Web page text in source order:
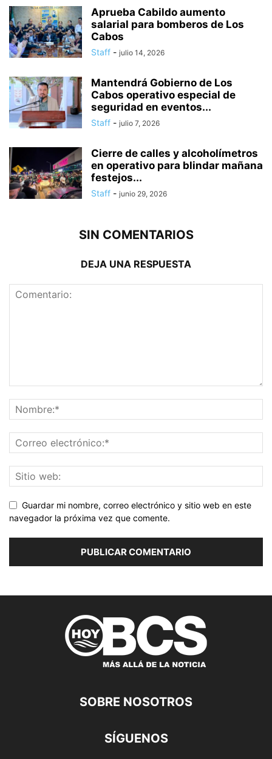
Aprueba Cabildo aumento
salarial para bomberos de Los
Cabos
Staff - julio 14, 2026
Mantendrá Gobierno de Los
Cabos operativo especial de
seguridad en eventos...
Staff - julio 7, 2026
Cierre de calles y alcoholímetros
en operativo para blindar mañana
festejos...
Staff - junio 29, 2026
SIN COMENTARIOS
DEJA UNA RESPUESTA
Guardar mi nombre, correo electrónico y sitio web en este
navegador la próxima vez que comente.
SOBRE NOSOTROS
SÍGUENOS